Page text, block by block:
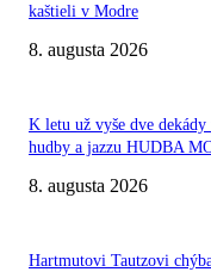
kaštieli v Modre
8. augusta 2026
K letu už vyše dve
hudby a jazzu HUDBA
8. augusta 2026
Hartmutovi Tautzovi